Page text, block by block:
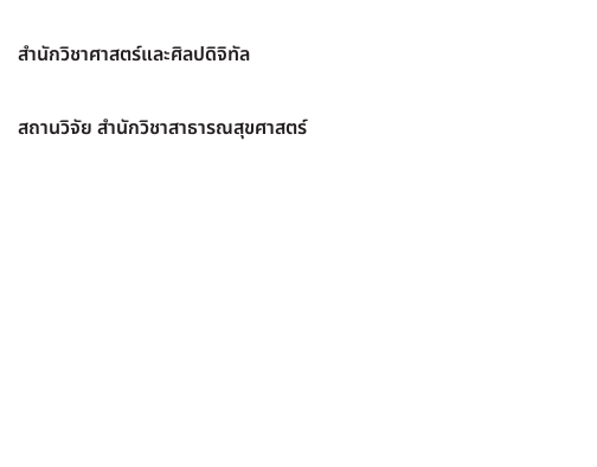
สำนักวิชาศาสตร์และศิลปดิจิทัล
สถานวิจัย สำนักวิชาสาธารณสุขศาสตร์